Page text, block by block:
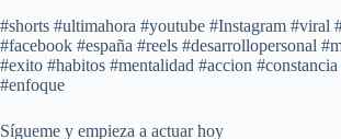
#shorts #ultimahora #youtube #Instagram #viral
#facebook #españa #reels #desarrollopersonal
#exito #habitos #mentalidad #accion
#enfoque
Sígueme y empieza a actuar hoy